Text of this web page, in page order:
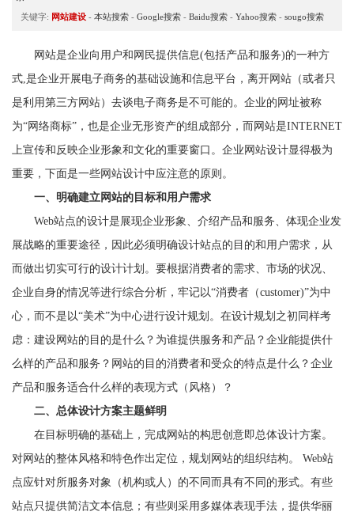
关键字: 网站建设 - 本站搜索 - Google搜索 - Baidu搜索 - Yahoo搜索 - sougo搜索
网站是企业向用户和网民提供信息(包括产品和服务)的一种方
式,是企业开展电子商务的基础设施和信息平台，离开网站（或者只
是利用第三方网站）去谈电子商务是不可能的。企业的网址被称
为“网络商标”，也是企业无形资产的组成部分，而网站是INTERNET
上宣传和反映企业形象和文化的重要窗口。企业网站设计显得极为
重要，下面是一些网站设计中应注意的原则。
一、明确建立网站的目标和用户需求
Web站点的设计是展现企业形象、介绍产品和服务、体现企业发
展战略的重要途径，因此必须明确设计站点的目的和用户需求，从
而做出切实可行的设计计划。要根据消费者的需求、市场的状况、
企业自身的情况等进行综合分析，牢记以“消费者（customer)”为中
心，而不是以“美术”为中心进行设计规划。在设计规划之初同样考
虑：建设网站的目的是什么？为谁提供服务和产品？企业能提供什
么样的产品和服务？网站的目的消费者和受众的特点是什么？企业
产品和服务适合什么样的表现方式（风格）？
二、总体设计方案主题鲜明
在目标明确的基础上，完成网站的构思创意即总体设计方案。
对网站的整体风格和特色作出定位，规划网站的组织结构。 Web站
点应针对所服务对象（机构或人）的不同而具有不同的形式。有些
站点只提供简洁文本信息；有些则采用多媒体表现手法，提供华丽